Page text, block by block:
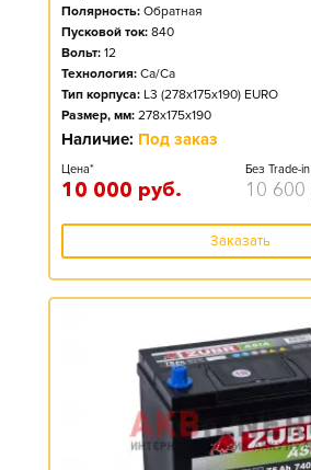
Полярность: Обратная
Пусковой ток: 840
Вольт: 12
Технология: Ca/Ca
Тип корпуса: L3 (278x175x190) EURO
Размер, мм: 278x175x190
Наличие: Под заказ
Цена*
10 000 руб.
Без Trade-in
10 600
Заказать